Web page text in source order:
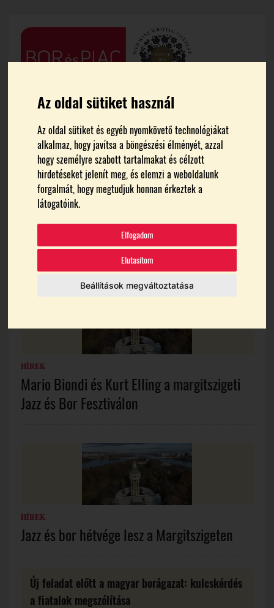
Az oldal sütiket használ
Az oldal sütiket és egyéb nyomkövető technológiákat
alkalmaz, hogy javítsa a böngészési élményét, azzal
hogy személyre szabott tartalmakat és célzott
hirdetéseket jelenít meg, és elemzi a weboldalunk
forgalmát, hogy megtudjuk honnan érkeztek a
látogatóink.
Elfogadom
Elutasítom
Beállítások megváltoztatása
FŐOLDAL OROSZ GYULA CSALÁDI PINCÉSZETE
Orosz Gyula Családi
Pincészete
HÍREK
Mario Biondi és Kurt Elling a margitszigeti
Jazz és Bor Fesztiválon
HÍREK
Jazz és bor hétvége lesz a Margitszigeten
Új feladat előtt a magyar borágazat: kulcskérdés
a fiatalok megszólítása